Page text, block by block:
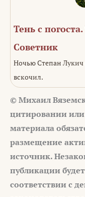
Тень с
Советник
Ночью Степан Лукич
вскочил.
© Михаил
цитировании или
материала
размещение
источник.
публикации
соответствии с